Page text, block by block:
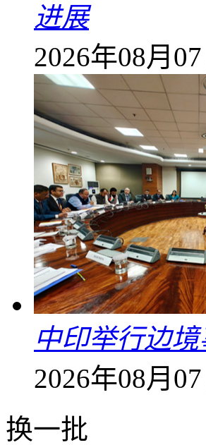
进展
2026年08月
中印举行边
2026年08月
换一批